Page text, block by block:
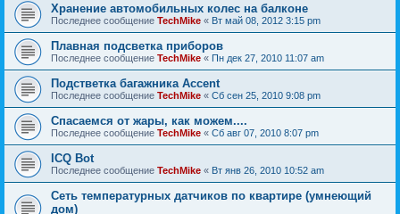
Хранение автомобильных колес на балконе
Последнее сообщение TechMike « Вт май 08, 2012 3:15 pm
Плавная подсветка приборов
Последнее сообщение TechMike « Пн дек 27, 2010 11:07 am
Подстветка багажника Accent
Последнее сообщение TechMike « Сб сен 25, 2010 9:08 pm
Спасаемся от жары, как можем....
Последнее сообщение TechMike « Сб авг 07, 2010 8:07 pm
ICQ Bot
Последнее сообщение TechMike « Вт янв 26, 2010 10:52 am
Сеть температурных датчиков по квартире (умнеющий
дом)